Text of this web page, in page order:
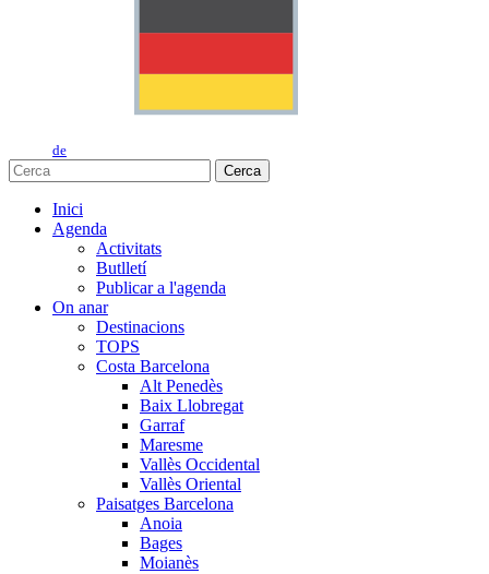
de
Cerca
Inici
Agenda
Activitats
Butlletí
Publicar a l'agenda
On anar
Destinacions
TOPS
Costa Barcelona
Alt Penedès
Baix Llobregat
Garraf
Maresme
Vallès Occidental
Vallès Oriental
Paisatges Barcelona
Anoia
Bages
Moianès